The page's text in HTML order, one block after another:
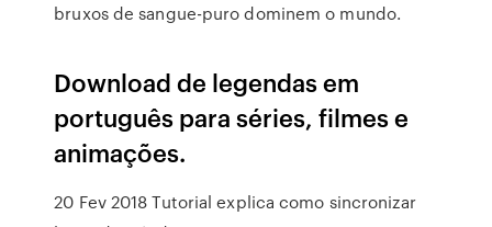
bruxos de sangue-puro dominem o mundo.
Download de legendas em
português para séries, filmes e
animações.
20 Fev 2018 Tutorial explica como sincronizar